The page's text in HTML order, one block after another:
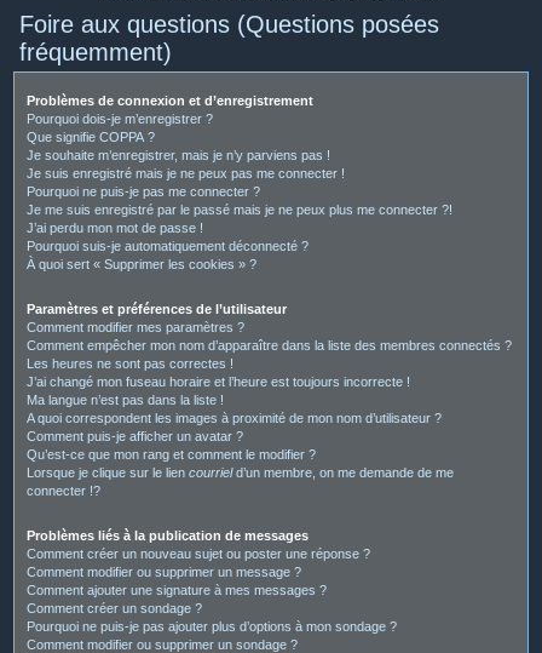
Foire aux questions (Questions posées
fréquemment)
Problèmes de connexion et d’enregistrement
Pourquoi dois-je m’enregistrer ?
Que signifie COPPA ?
Je souhaite m’enregistrer, mais je n’y parviens pas !
Je suis enregistré mais je ne peux pas me connecter !
Pourquoi ne puis-je pas me connecter ?
Je me suis enregistré par le passé mais je ne peux plus me connecter ?!
J’ai perdu mon mot de passe !
Pourquoi suis-je automatiquement déconnecté ?
À quoi sert « Supprimer les cookies » ?
Paramètres et préférences de l’utilisateur
Comment modifier mes paramètres ?
Comment empêcher mon nom d’apparaître dans la liste des membres connectés ?
Les heures ne sont pas correctes !
J’ai changé mon fuseau horaire et l’heure est toujours incorrecte !
Ma langue n’est pas dans la liste !
A quoi correspondent les images à proximité de mon nom d’utilisateur ?
Comment puis-je afficher un avatar ?
Qu’est-ce que mon rang et comment le modifier ?
Lorsque je clique sur le lien courrield’un membre, on me demande de me
connecter !?
Problèmes liés à la publication de messages
Comment créer un nouveau sujet ou poster une réponse ?
Comment modifier ou supprimer un message ?
Comment ajouter une signature à mes messages ?
Comment créer un sondage ?
Pourquoi ne puis-je pas ajouter plus d’options à mon sondage ?
Comment modifier ou supprimer un sondage ?